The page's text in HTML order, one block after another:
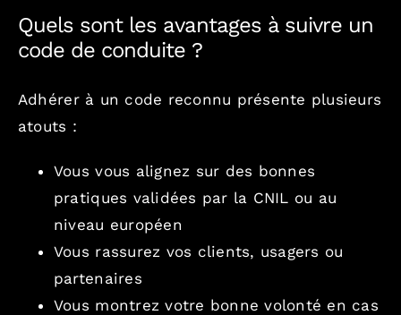
Quels sont les avantages à suivre un
code de conduite ?
Adhérer à un code reconnu présente plusieurs
atouts :
Vous vous alignez sur des bonnes
pratiques validées par la CNIL ou au
niveau européen
Vous rassurez vos clients, usagers ou
partenaires
Vous montrez votre bonne volonté en cas